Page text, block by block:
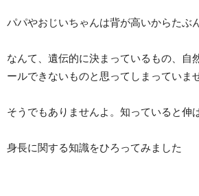
パパやおじいちゃんは背が高いからたぶ
なんて、遺伝的に決まっているもの、自
ールできないものと思ってしまっていま
そうでもありませんよ。知っていると伸
身長に関する知識をひろってみました